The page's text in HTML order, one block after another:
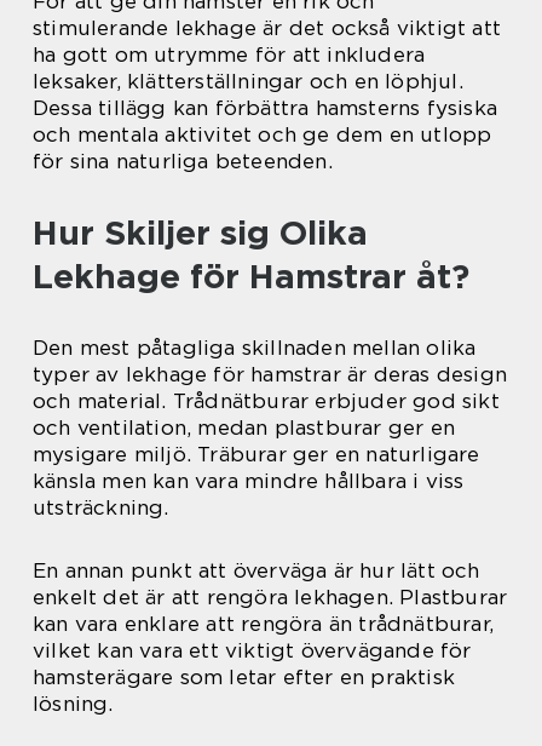
stimulerande lekhage är det också viktigt att
ha gott om utrymme för att inkludera
leksaker, klätterställningar och en löphjul.
Dessa tillägg kan förbättra hamsterns fysiska
och mentala aktivitet och ge dem en utlopp
för sina naturliga beteenden.
Hur Skiljer sig Olika
Lekhage för Hamstrar åt?
Den mest påtagliga skillnaden mellan olika
typer av lekhage för hamstrar är deras design
och material. Trådnätburar erbjuder god sikt
och ventilation, medan plastburar ger en
mysigare miljö. Träburar ger en naturligare
känsla men kan vara mindre hållbara i viss
utsträckning.
En annan punkt att överväga är hur lätt och
enkelt det är att rengöra lekhagen. Plastburar
kan vara enklare att rengöra än trådnätburar,
vilket kan vara ett viktigt övervägande för
hamsterägare som letar efter en praktisk
lösning.